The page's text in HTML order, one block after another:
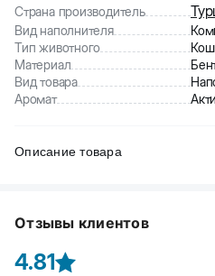
Страна производитель
Вид наполнителя
Тип животного
Материал
Вид товара
Аромат
Описание товара
бентонитовой глины.. Данный
счет ряда особых свойств:
Отзывы клиентов
4.81